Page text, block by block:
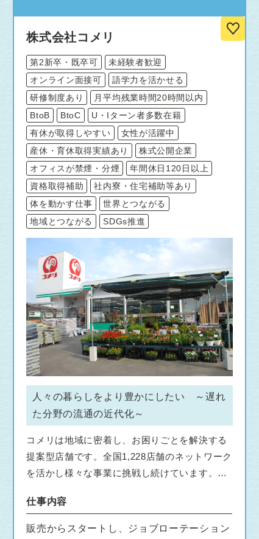
モノづくりの好きな人、チャレンジ精神の旺盛
な人、チームワークを大切にする人、そんなみ
なさんにお会いできるのを楽しみにしていま
す！
株式会社コメリ
第2新卒・既卒可
未経験者歓迎
オンライン面接可
語学力を活かせる
研修制度あり
月平均残業時間20時間以内
BtoB
BtoC
U・Iターン者多数在籍
有休が取得しやすい
女性が活躍中
産休・育休取得実績あり
株式公開企業
オフィスが禁煙・分煙
年間休日120日以上
資格取得補助
社内寮・住宅補助等あり
体を動かす仕事
世界とつながる
地域とつながる
SDGs推進
人々の暮らしをより豊かにしたい ～遅れ
た分野の流通の近代化～
コメリは地域に密着し、お困りごとを解決する
提案型店舗です。全国1,228店舗のネットワーク
を活かし様々な事業に挑戦し続けています。常
仕事内容
販売からスタートし、ジョブローテーション